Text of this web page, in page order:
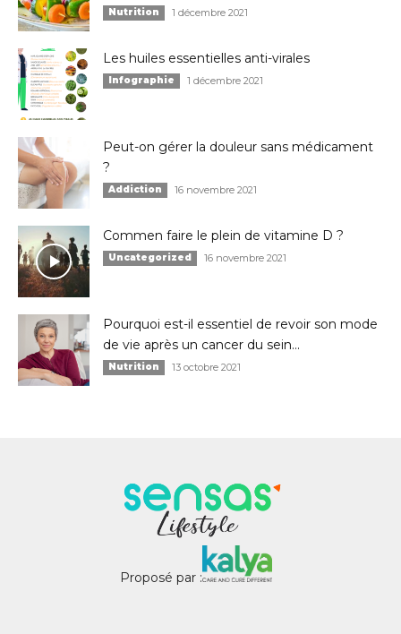
Nutrition 1 décembre 2021
Les huiles essentielles anti-virales
Infographie 1 décembre 2021
Peut-on gérer la douleur sans médicament
?
Addiction 16 novembre 2021
Commen faire le plein de vitamine D ?
Uncategorized 16 novembre 2021
Pourquoi est-il essentiel de revoir son mode
de vie après un cancer du sein...
Nutrition 13 octobre 2021
Proposé par :